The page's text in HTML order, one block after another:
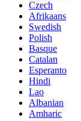
Czech
Afrikaans
Swedish
Polish
Basque
Catalan
Esperanto
Hindi
Lao
Albanian
Amharic